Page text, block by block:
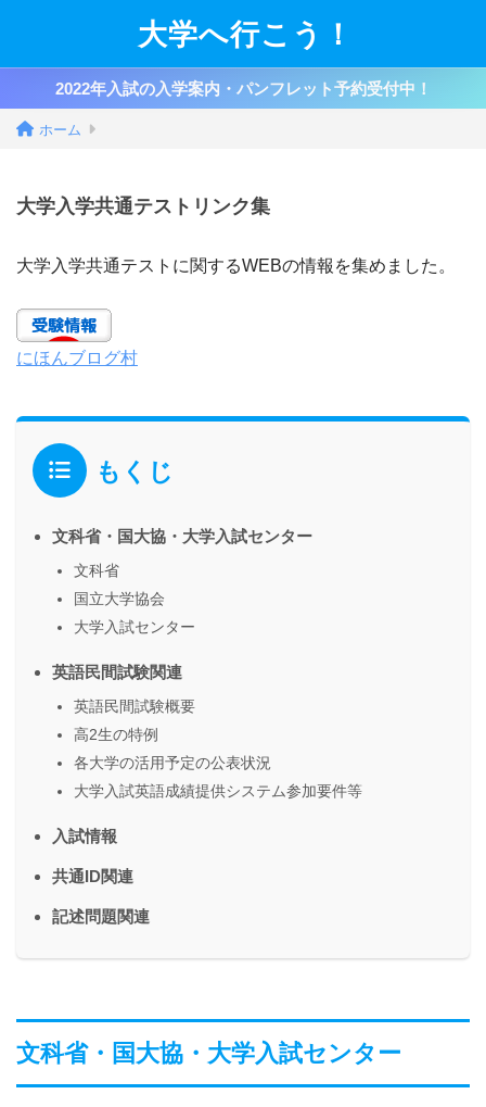
大学へ行こう！
2022年入試の入学案内・パンフレット予約受付中！
ホーム
大学入学共通テストリンク集
大学入学共通テストに関するWEBの情報を集めました。
にほんブログ村
もくじ
文科省・国大協・大学入試センター
文科省
国立大学協会
大学入試センター
英語民間試験関連
英語民間試験概要
高2生の特例
各大学の活用予定の公表状況
大学入試英語成績提供システム参加要件等
入試情報
共通ID関連
記述問題関連
文科省・国大協・大学入試センター